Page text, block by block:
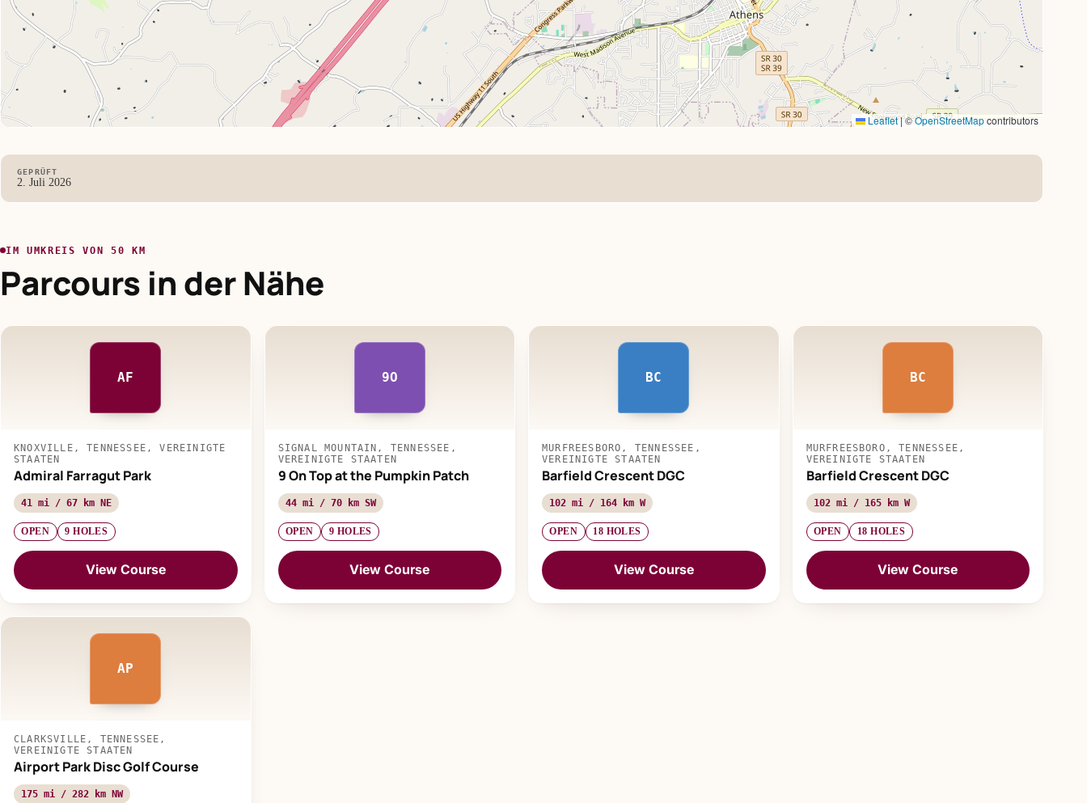
Leaflet|©OpenStreetMapcontributors
GEPRÜFT
2. Juli 2026
IM UMKREIS VON 50 KM
Parcours in der Nähe
AF
KNOXVILLE, TENNESSEE, VEREINIGTE
STAATEN
Admiral Farragut Park
41 mi / 67 km NE
OPEN 9 HOLES
View Course
9O
SIGNAL MOUNTAIN, TENNESSEE,
VEREINIGTE STAATEN
9 On Top at the Pumpkin Patch
44 mi / 70 km SW
OPEN 9 HOLES
View Course
BC
MURFREESBORO, TENNESSEE,
VEREINIGTE STAATEN
Barfield Crescent DGC
102 mi / 164 km W
OPEN 18 HOLES
View Course
BC
MURFREESBORO, TENNESSEE,
VEREINIGTE STAATEN
Barfield Crescent DGC
102 mi / 165 km W
OPEN 18 HOLES
View Course
AP
CLARKSVILLE, TENNESSEE,
VEREINIGTE STAATEN
Airport Park Disc Golf Course
175 mi / 282 km NW